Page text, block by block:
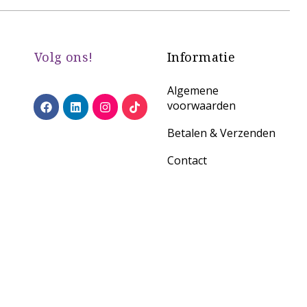
Volg ons! Informatie
Algemene
voorwaarden
Betalen & Verzenden
Contact